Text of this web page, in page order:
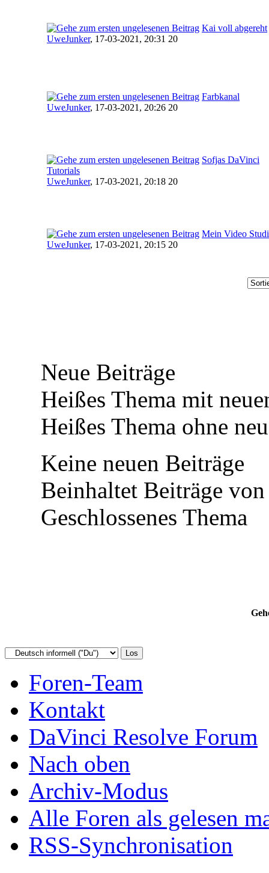
Kai voll abgereht
UweJunker, 17-03-2021, 20:31 20
Farbkanal
UweJunker, 17-03-2021, 20:26 20
Sofjas DaVinci
Tutorials
UweJunker, 17-03-2021, 20:18 20
Mein Video
UweJunker, 17-03-2021, 20:15 20
Neue Beiträge
Heißes Thema mit
Heißes Thema ohne
Keine neuen Beiträge
Beinhaltet Beiträge
Geschlossenes Thema
Foren-Team
Kontakt
DaVinci Resolve Forum
Nach oben
Archiv-Modus
Alle Foren als gelesen
RSS-Synchronisation